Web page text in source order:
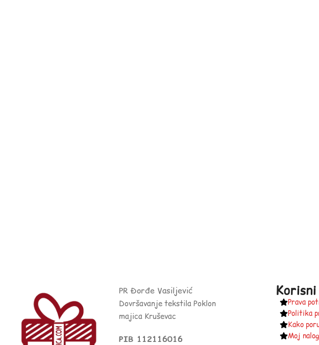
PR Đorđe Vasiljević
Dovršavanje tekstila Poklon
majica Kruševac
PIB 112116016
Prava
Politika
Kako
Moj nalog